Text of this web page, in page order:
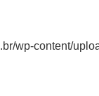
wp-content/